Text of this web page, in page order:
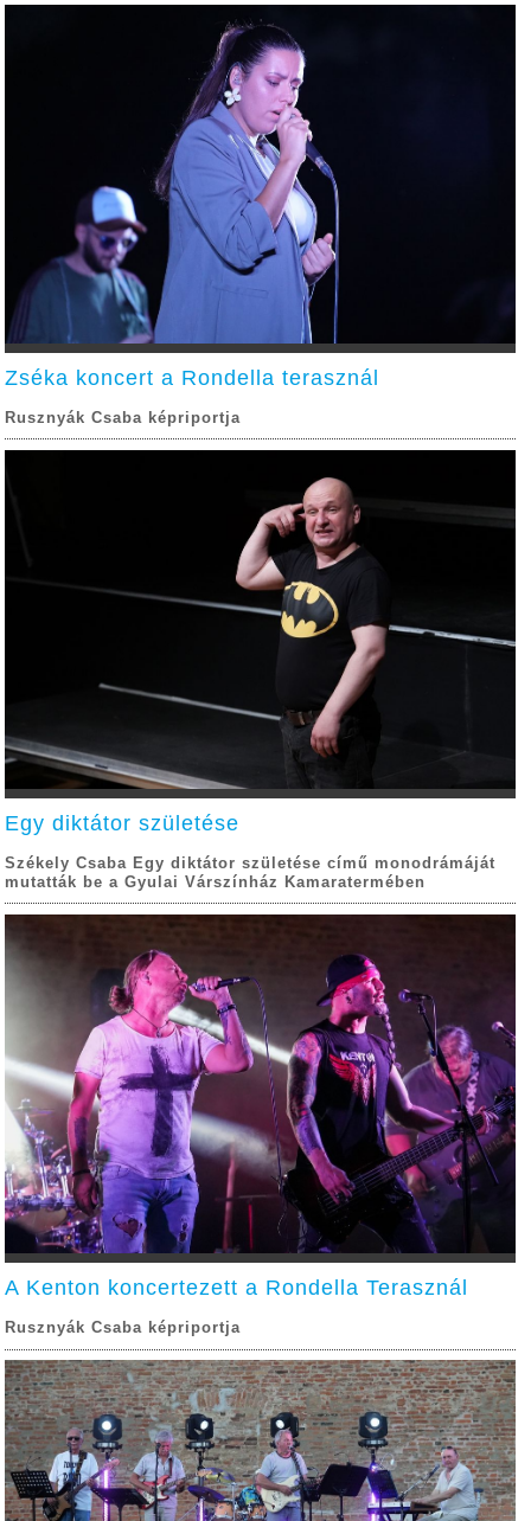
Zséka koncert a Rondella terasznál
Rusznyák Csaba képriportja
Egy diktátor születése
Székely Csaba Egy diktátor születése című monodrámáját
mutatták be a Gyulai Várszínház Kamaratermében
A Kenton koncertezett a Rondella Terasznál
Rusznyák Csaba képriportja